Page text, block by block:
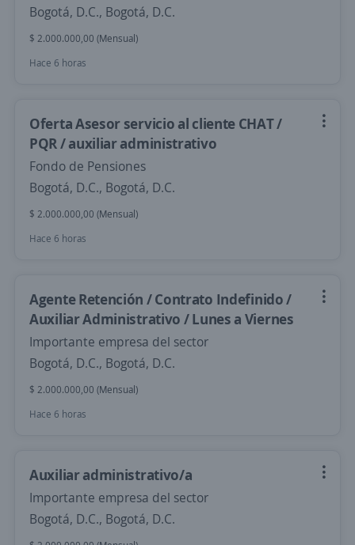
Bogotá, D.C., Bogotá, D.C.
$ 2.000.000,00 (Mensual)
Hace 6 horas
Oferta Asesor servicio al cliente CHAT /
PQR / auxiliar administrativo
Fondo de Pensiones
Bogotá, D.C., Bogotá, D.C.
$ 2.000.000,00 (Mensual)
Hace 6 horas
Agente Retención / Contrato Indefinido /
Auxiliar Administrativo / Lunes a Viernes
Importante empresa del sector
Bogotá, D.C., Bogotá, D.C.
$ 2.000.000,00 (Mensual)
Hace 6 horas
Auxiliar administrativo/a
Importante empresa del sector
Bogotá, D.C., Bogotá, D.C.